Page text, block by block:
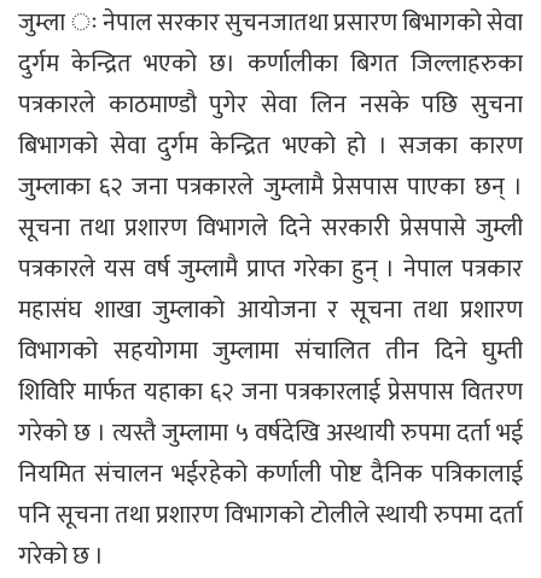
जुम्ला ः नेपाल सरकार सुचनजातथा प्रसारण बिभागको सेवा
दुर्गम केन्द्रित भएको छ। कर्णालीका बिगत जिल्लाहरुका
पत्रकारले काठमाण्डौ पुगेर सेवा लिन नसके पछि सुचना
बिभागको सेवा दुर्गम केन्द्रित भएको हो । सजका कारण
जुम्लाका ६२ जना पत्रकारले जुम्लामै प्रेसपास पाएका छन् ।
सूचना तथा प्रशारण विभागले दिने सरकारी प्रेसपासे जुम्ली
पत्रकारले यस वर्ष जुम्लामै प्राप्त गरेका हुन् । नेपाल पत्रकार
महासंघ शाखा जुम्लाको आयोजना र सूचना तथा प्रशारण
विभागको सहयोगमा जुम्लामा संचालित तीन दिने घुम्ती
शिविरि मार्फत यहाका ६२ जना पत्रकारलाई प्रेसपास वितरण
गरेको छ । त्यस्तै जुम्लामा ५ वर्षदेखि अस्थायी रुपमा दर्ता भई
नियमित संचालन भईरहेको कर्णाली पोष्ट दैनिक पत्रिकालाई
पनि सूचना तथा प्रशारण विभागको टोलीले स्थायी रुपमा दर्ता
गरेको छ ।